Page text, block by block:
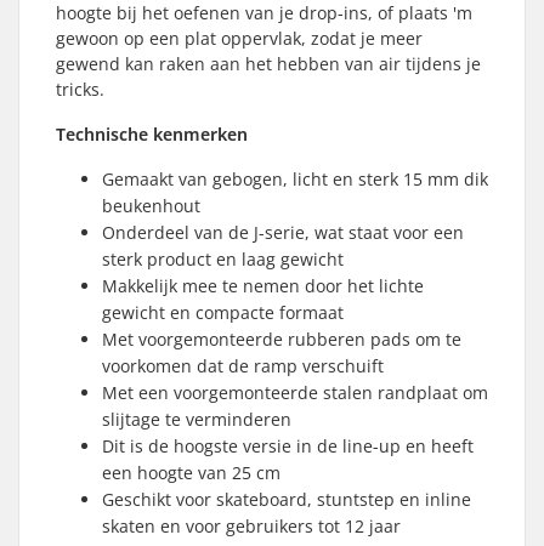
hoogte bij het oefenen van je drop-ins, of plaats 'm
gewoon op een plat oppervlak, zodat je meer
gewend kan raken aan het hebben van air tijdens je
tricks.
Technische kenmerken
Gemaakt van gebogen, licht en sterk 15 mm dik
beukenhout
Onderdeel van de J-serie, wat staat voor een
sterk product en laag gewicht
Makkelijk mee te nemen door het lichte
gewicht en compacte formaat
Met voorgemonteerde rubberen pads om te
voorkomen dat de ramp verschuift
Met een voorgemonteerde stalen randplaat om
slijtage te verminderen
Dit is de hoogste versie in de line-up en heeft
een hoogte van 25 cm
Geschikt voor skateboard, stuntstep en inline
skaten en voor gebruikers tot 12 jaar